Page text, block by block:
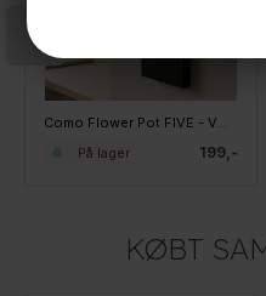
Como Flower Pot FIVE - Væghængt vase i metal, Sort
199,-
På lager
KØBT